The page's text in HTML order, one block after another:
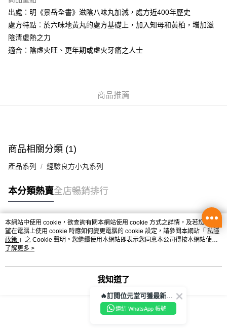
WeChat Pay
送貨方式
順豐自助櫃
每筆HK$50.00，滿HK$350.00或以上免運費
付款後門市自取
每筆HK$50.00，滿HK$300.00或以上免運費
出處︰明《景岳全書》滋陰八味丸加減，處方近400年歷史
處方特點︰於六味地黃丸的處方基礎上，加入知母和黃柏，增加滋
陰清虛熱之力
適合︰陰虛火旺、更年期或虛火牙痛之人士
商品推薦
商品相關分類 (1)
產品系列 經驗良方小丸系列
本分類熱賣全店暢銷排行
熱門標籤
熱銷排行
本網站中使用 cookie，欲查詢有關本網站使用 cookie 方式之詳情，及若您不希
望在電腦上使用 cookie 時應如何變更電腦的 cookie 設定，請參閱本網站「 私隱
政策 」之 Cookie 聲明。您繼續使用本網站即表示您同意本公司得按本網站使用
條款之 Cookie 聲明使用 cookie。
了解更多 >
我知道了
🔥訂閱位元堂可獲最新優惠及活動資訊🔥
連結 WhatsApp 帳號